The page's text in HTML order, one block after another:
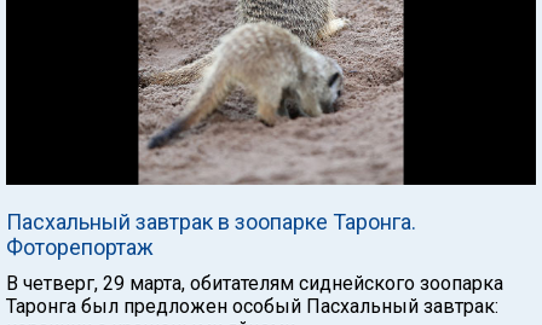
Пасхальный завтрак в зоопарке Таронга.
Фоторепортаж
В четверг, 29 марта, обитателям сиднейского зоопарка
Таронга был предложен особый Пасхальный завтрак: